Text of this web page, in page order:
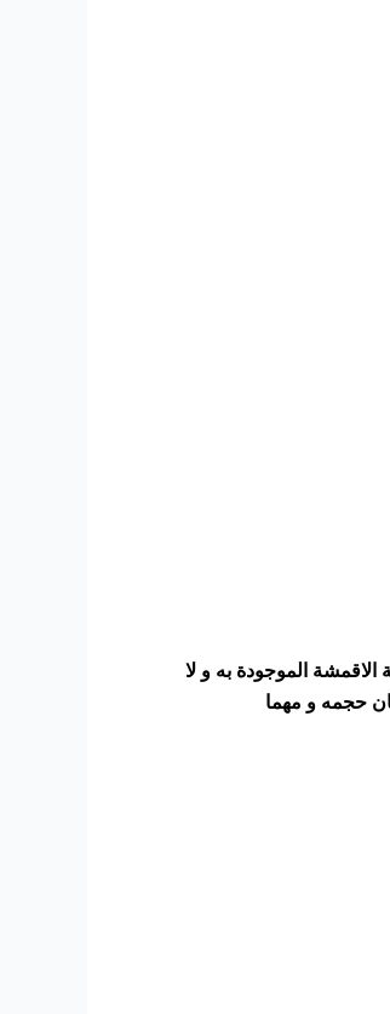
الموجودة به و لا
حجمه و مهما